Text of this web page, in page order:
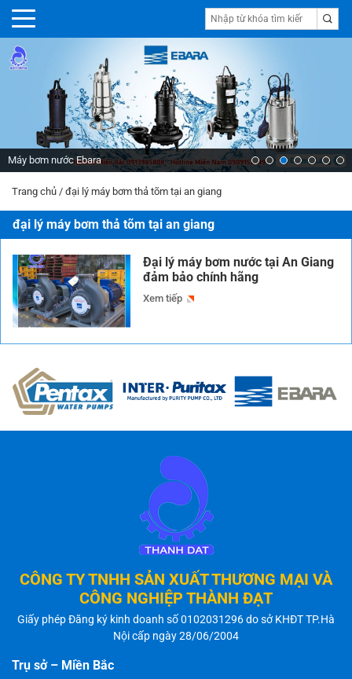
Máy bơm nước Ebara
Trang chủ / đại lý máy bơm thả tõm tại an giang
đại lý máy bơm thả tõm tại an giang
Đại lý máy bơm nước tại An Giang
đảm bảo chính hãng
Xem tiếp
CÔNG TY TNHH SẢN XUẤT THƯƠNG MẠI VÀ
CÔNG NGHIỆP THÀNH ĐẠT
Giấy phép Đăng ký kinh doanh số 0102031296 do sở KHĐT TP.Hà
Nội cấp ngày 28/06/2004
Trụ sở – Miền Bắc